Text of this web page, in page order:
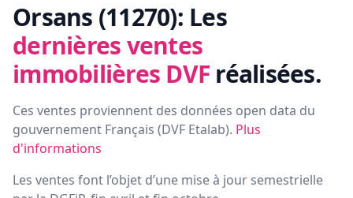
Orsans (11270): Les
dernières ventes
immobilières DVF réalisées.
Ces ventes proviennent des données open data du
gouvernement Français (DVF Etalab). Plus
d'informations
Les ventes font l’objet d’une mise à jour semestrielle